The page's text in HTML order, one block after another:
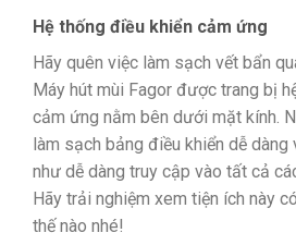
Hệ thống điều khiển cảm ứng
Hãy quên việc làm sạch vết bẩn
Máy hút mùi Fagor được trang bị
cảm ứng nằm bên dưới mặt kính.
làm sạch bảng điều khiển dễ dàng
như dễ dàng truy cập vào tất cả
Hãy trải nghiệm xem tiện ích này
thế nào nhé!